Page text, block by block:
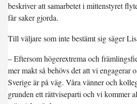
beskriver att samarbetet i mittenstyret
får saker gjorda.
Till väljare som inte bestämt sig säger
– Eftersom högerextrema och
mer makt så behövs det att vi engagerar
Sverige är på väg. Våra vänner och
grunden ett rättviseparti och vi kommer